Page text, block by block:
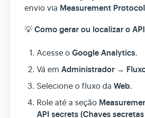
envio via Measurement Protocol
💡 Como gerar ou localizar o
Acesse o Google Analytics.
Vá em Administrador →
Selecione o fluxo da Web.
Role até a seção
API secrets (Chaves